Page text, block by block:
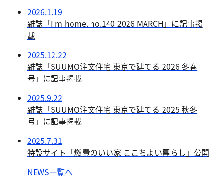
2026.1.19
雑誌「I'm home. no.140 2026 MARCH」に記事掲
載
2025.12.22
雑誌「SUUMO注文住宅 東京で建てる 2026 冬春
号」に記事掲載
2025.9.22
雑誌「SUUMO注文住宅 東京で建てる 2025 秋冬
号」に記事掲載
2025.7.31
特設サイト「燃費のいい家 ここちよい暮らし」公開
NEWS一覧へ